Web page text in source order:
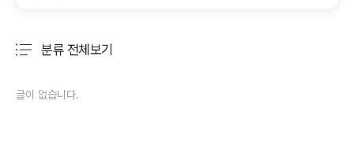
분류 전체보기
글이 없습니다.